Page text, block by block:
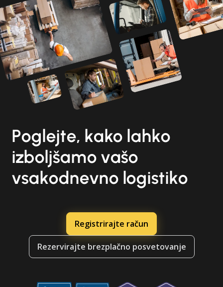
Poglejte, kako lahko
izboljšamo vašo
vsakodnevno logistiko
Registrirajte račun
Rezervirajte brezplačno posvetovanje